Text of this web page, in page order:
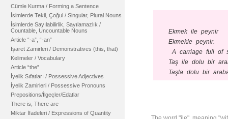
Cümle Kurma / Forming a Sentence
İsimlerde Tekil, Çoğul / Singular, Plural Nouns
İsimlerde Sayılabilirlik, Sayılamazlık /
Countable, Uncountable Nouns
Article “-a”, “-an”
İşaret Zamirleri / Demonstratives (this, that)
Kelimeler / Vocabulary
Article “the”
İyelik Sıfatları / Possessive Adjectives
İyelik Zamirleri / Possessive Pronouns
Prepositions/İlgeçler/Edatlar
There is, There are
Miktar İfadeleri / Expressions of Quantity
Ekmek ile peynir
Ekmekle peynir.
A carriage full of
Taş ile dolu bir
Taşla dolu bir